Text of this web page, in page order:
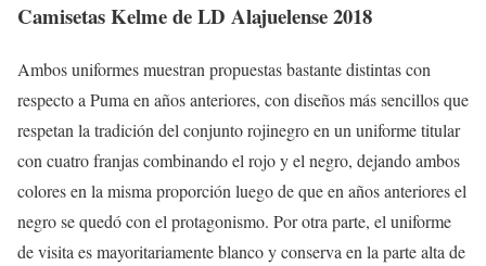
Camisetas Kelme de LD Alajuelense 2018
Ambos uniformes muestran propuestas bastante distintas con
respecto a Puma en años anteriores, con diseños más sencillos que
respetan la tradición del conjunto rojinegro en un uniforme titular
con cuatro franjas combinando el rojo y el negro, dejando ambos
colores en la misma proporción luego de que en años anteriores el
negro se quedó con el protagonismo. Por otra parte, el uniforme
de visita es mayoritariamente blanco y conserva en la parte alta de